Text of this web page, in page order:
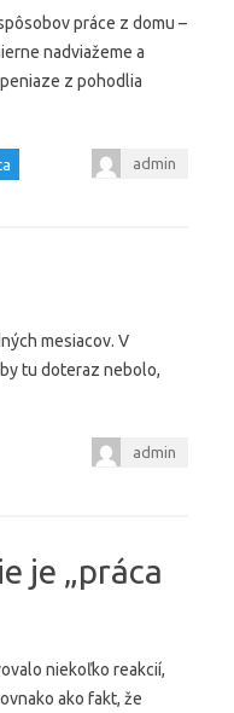
práce z domu –
nadviažeme a
z pohodlia
admin
mesiacov. V
tu doteraz nebolo,
admin
je „práca
niekoľko reakcií,
ako fakt, že